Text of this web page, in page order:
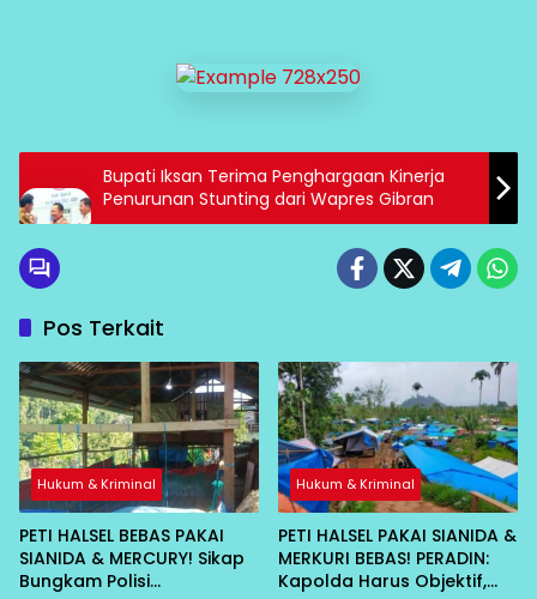
Bupati Iksan Terima Penghargaan Kinerja
Penurunan Stunting dari Wapres Gibran
Pos Terkait
Hukum & Kriminal
PETI HALSEL BEBAS PAKAI
SIANIDA & MERCURY! Sikap
Bungkam Polisi
Hukum & Kriminal
PETI HALSEL PAKAI SIANIDA &
MERKURI BEBAS! PERADIN:
Kapolda Harus Objektif,